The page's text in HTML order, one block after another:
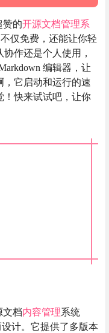
赞的开源文档管理系
仅免费，还能让你轻
作还是个人使用，
编辑器，让
，它启动和运行的速
！快来试试吧，让你
文档内容管理系统
设计。它提供了多版本